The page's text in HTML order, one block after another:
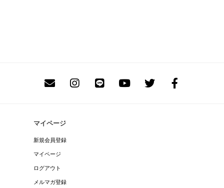
マイページ
新規会員登録
マイページ
ログアウト
メルマガ登録